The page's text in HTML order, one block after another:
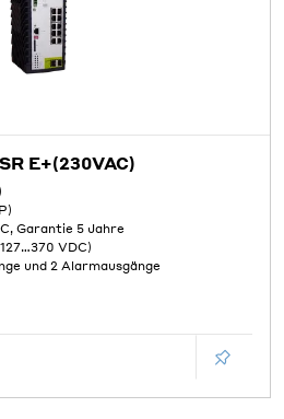
E+(230VAC)
Garantie 5 Jahre
VDC)
und 2 Alarmausgänge